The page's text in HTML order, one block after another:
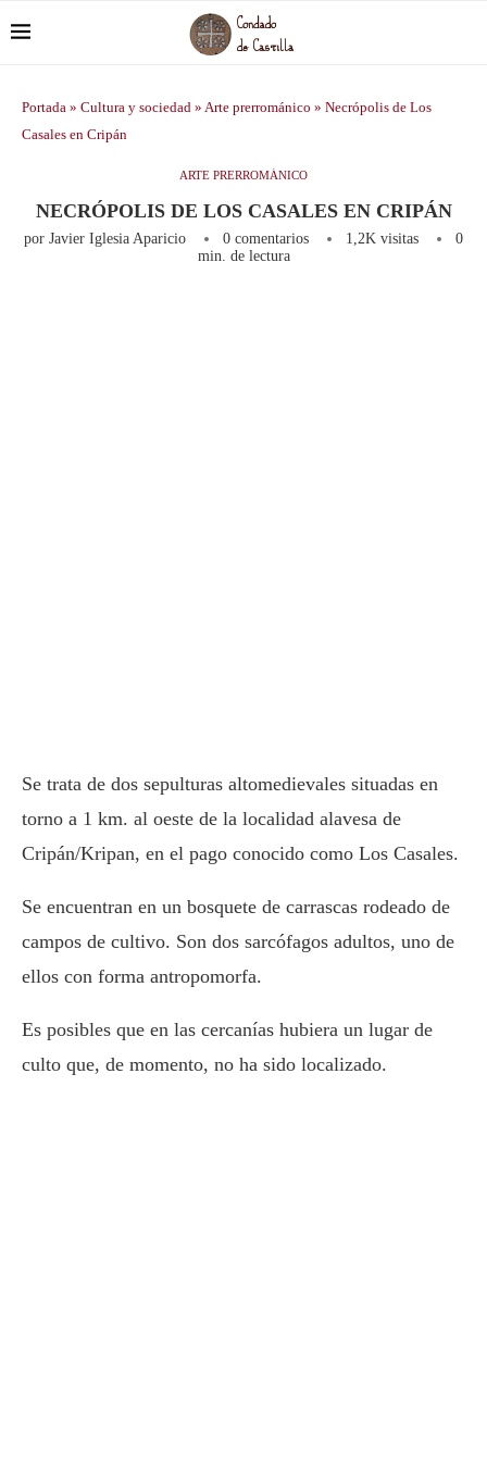
Portada » Cultura y sociedad » Arte prerrománico » Necrópolis de Los
Casales en Cripán
ARTE PRERROMÁNICO
NECRÓPOLIS DE LOS CASALES EN CRIPÁN
por Javier Iglesia Aparicio 0 comentarios 1,2K visitas
0
min. de lectura
Se trata de dos sepulturas altomedievales situadas en
torno a 1 km. al oeste de la localidad alavesa de
Cripán/Kripan, en el pago conocido como Los Casales.
Se encuentran en un bosquete de carrascas rodeado de
campos de cultivo. Son dos sarcófagos adultos, uno de
ellos con forma antropomorfa.
Es posibles que en las cercanías hubiera un lugar de
culto que, de momento, no ha sido localizado.